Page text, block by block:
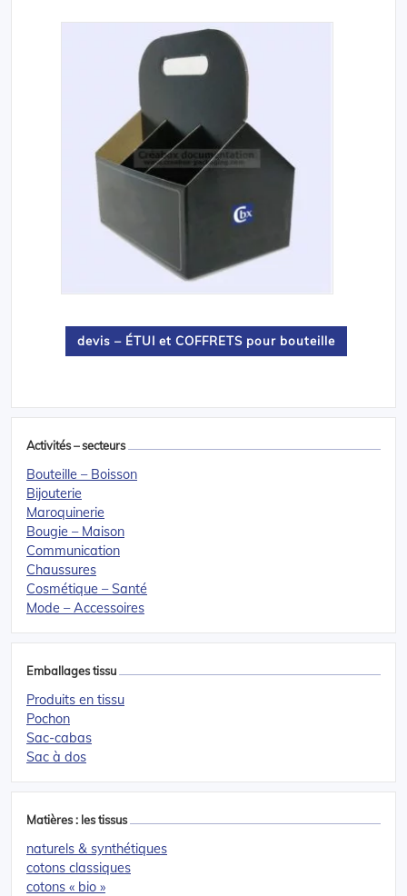
devis – ÉTUI et COFFRETS pour bouteille
Activités – secteurs
Bouteille – Boisson
Bijouterie
Maroquinerie
Bougie – Maison
Communication
Chaussures
Cosmétique – Santé
Mode – Accessoires
Emballages tissu
Produits en tissu
Pochon
Sac-cabas
Sac à dos
Matières : les tissus
naturels & synthétiques
cotons classiques
cotons « bio »